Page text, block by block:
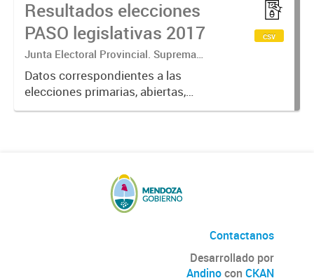
Resultados elecciones
PASO legislativas 2017
Junta Electoral Provincial. Suprema
Corte de Justicia. Poder Judicial
Mendoza.
Datos correspondientes a las
elecciones primarias, abiertas,
simultáneas y obligatorias de
csv
Contactanos
Desarrollado por
Andinocon CKAN